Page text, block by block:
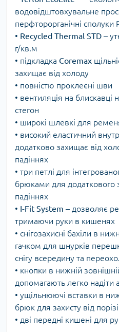
водовідштовхувальне
перфторорганічні сполуки
• Recycled Thermal STD –
г/кв.м
• підкладка Coremax
захищає від холоду
• повністю проклеєні шви
• вентиляція на блискавці
стегон
• широкі шлевкі для
• високий еластичний
додатково захищає від
падіннях
• три петлі для
брюками для додаткового
падіннях
• I-Fit System – дозволяє
тримаючи руки в кишенях
• снігозахисні бахіли в
гачком для шнурків
снігу всередину та
• кнопки в нижній
допомагають легко надіти
• ущільнюючі вставки в
брюк для захисту від
• дві передні кишені для